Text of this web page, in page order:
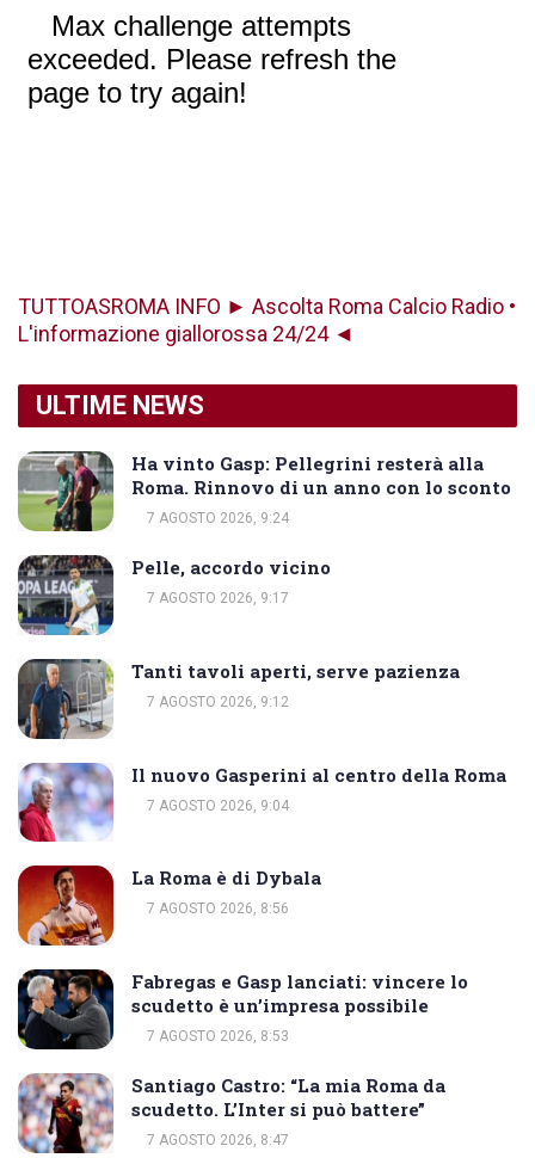
TUTTOASROMA INFO ► Ascolta Roma Calcio Radio •
L'informazione giallorossa 24/24 ◄
ULTIME NEWS
Ha vinto Gasp: Pellegrini resterà alla
Roma. Rinnovo di un anno con lo sconto
7 AGOSTO 2026, 9:24
Pelle, accordo vicino
7 AGOSTO 2026, 9:17
Tanti tavoli aperti, serve pazienza
7 AGOSTO 2026, 9:12
Il nuovo Gasperini al centro della Roma
7 AGOSTO 2026, 9:04
La Roma è di Dybala
7 AGOSTO 2026, 8:56
Fabregas e Gasp lanciati: vincere lo
scudetto è un’impresa possibile
7 AGOSTO 2026, 8:53
Santiago Castro: “La mia Roma da
scudetto. L’Inter si può battere”
7 AGOSTO 2026, 8:47